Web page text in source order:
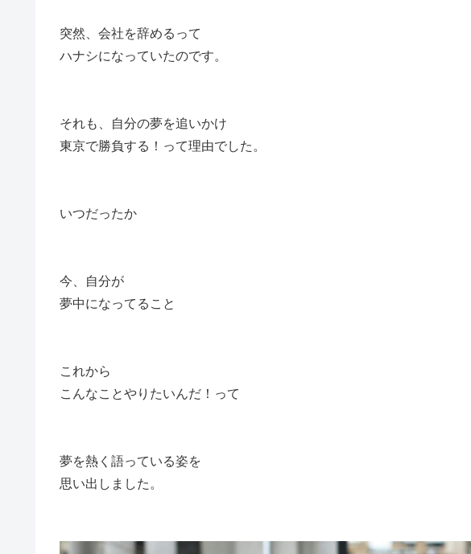
突然、会社を辞めるって
ハナシになっていたのです。
それも、自分の夢を追いかけ
東京で勝負する！って理由でした。
いつだったか
今、自分が
夢中になってること
これから
こんなことやりたいんだ！って
夢を熱く語っている姿を
思い出しました。